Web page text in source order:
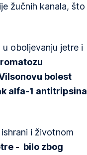
žučnih kanala, što
oboljevanju jetre i
bolest
alfa-1 antitripsina
i životnom
- bilo zbog